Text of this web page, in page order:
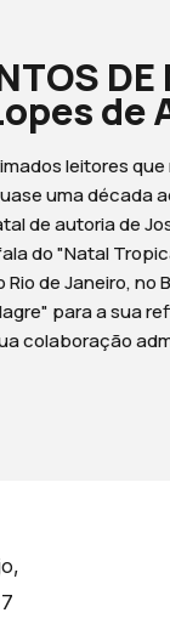
DE
de
leitores que
uma década
de autoria de
do "Natal
de Janeiro, no
para a sua
colaboração